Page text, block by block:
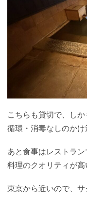
こちらも貸切で、し
循環・消毒なしのかけ
あと食事はレストラ
料理のクオリティが高
東京から近いので、